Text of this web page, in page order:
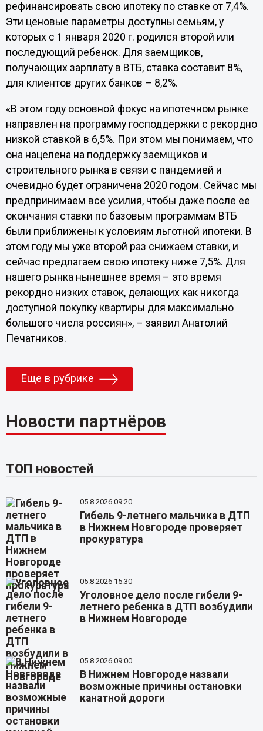
рефинансировать свою ипотеку по ставке от 7,4%.
Эти ценовые параметры доступны семьям, у
которых с 1 января 2020 г. родился второй или
последующий ребенок. Для заемщиков,
получающих зарплату в ВТБ, ставка составит 8%,
для клиентов других банков – 8,2%.
«В этом году основной фокус на ипотечном рынке
направлен на программу господдержки с рекордно
низкой ставкой в 6,5%. При этом мы понимаем, что
она нацелена на поддержку заемщиков и
строительного рынка в связи с пандемией и
очевидно будет ограничена 2020 годом. Сейчас мы
предпринимаем все усилия, чтобы даже после ее
окончания ставки по базовым программам ВТБ
были приближены к условиям льготной ипотеки. В
этом году мы уже второй раз снижаем ставки, и
сейчас предлагаем свою ипотеку ниже 7,5%. Для
нашего рынка нынешнее время – это время
рекордно низких ставок, делающих как никогда
доступной покупку квартиры для максимально
большого числа россиян», – заявил Анатолий
Печатников.
Еще в рубрике
Новости партнёров
ТОП новостей
05.8.2026 09:20
Гибель 9-летнего мальчика в ДТП
в Нижнем Новгороде проверяет
прокуратура
05.8.2026 15:30
Уголовное дело после гибели 9-
летнего ребенка в ДТП возбудили
в Нижнем Новгороде
05.8.2026 09:00
В Нижнем Новгороде назвали
возможные причины остановки
канатной дороги